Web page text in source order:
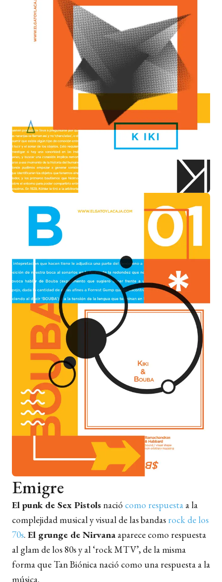
Emigre
El punk de Sex Pistols nació como respuesta a la
complejidad musical y visual de las bandas rock de los
70s. El grunge de Nirvana aparece como respuesta
al glam de los 80s y al ‘rock MTV’, de la misma
forma que Tan Biónica nació como una respuesta a la
música.